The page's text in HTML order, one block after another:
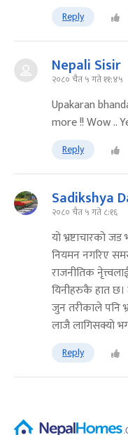
Reply
Nepali Sisir
२०८० चैत ५ गते ११:४५
Upakaran
more !! Wow ..
Reply
Sadikshya
२०८० चैत ५ गते ८:१६
याे भ्रष्टाचारकाे
नियमन नगरिए
राजनीतिक नेृत्त्वलाई
यिनीहरुकै हात
जुन तरीकाले पनि
लाजै लागिसक्याे
Reply